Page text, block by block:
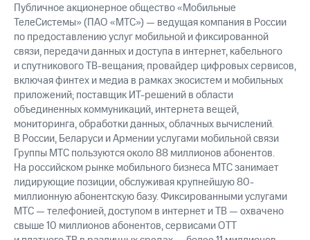
Публичное акционерное общество «Мобильные
ТелеСистемы» (ПАО «МТС») — ведущая компания в России
по предоставлению услуг мобильной и фиксированной
связи, передачи данных и доступа в интернет, кабельного
и спутникового ТВ-вещания; провайдер цифровых сервисов,
включая финтех и медиа в рамках экосистем и мобильных
приложений; поставщик ИТ-решений в области
объединенных коммуникаций, интернета вещей,
мониторинга, обработки данных, облачных вычислений.
В России, Беларуси и Армении услугами мобильной связи
Группы МТС пользуются около 88 миллионов абонентов.
На российском рынке мобильного бизнеса МТС занимает
лидирующие позиции, обслуживая крупнейшую 80-
миллионную абонентскую базу. Фиксированными услугами
МТС — телефонией, доступом в интернет и ТВ — охвачено
свыше 10 миллионов абонентов, сервисами OTT